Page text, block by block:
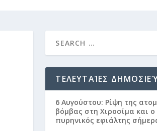
ΤΕΛΕΥΤΑΊΕΣ
6 Αυγούστου: Ρίψη της
βόμβας στη Χιροσίμα και ο
πυρηνικός εφιάλτης